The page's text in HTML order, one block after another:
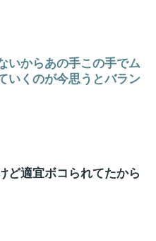
いからあの手この手でム
いくのが今思うとバラン
ど適宜ボコられてたから